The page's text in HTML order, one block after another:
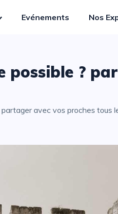
Evénements Nos
possible ? par